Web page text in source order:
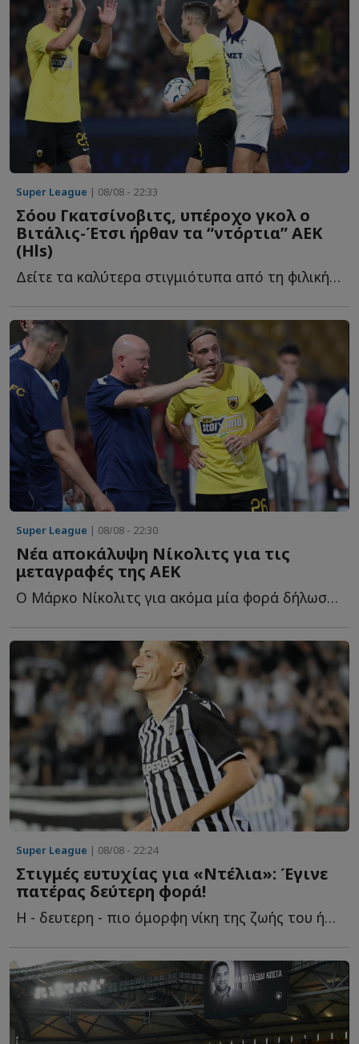
Super League | 08/08 - 22:33
Σόου Γκατσίνοβιτς, υπέροχο γκολ ο
Βιτάλις-Έτσι ήρθαν τα “ντόρτια” ΑΕΚ
(Ηls)
Δείτε τα καλύτερα στιγμιότυπα από τη φιλική νίκη της Έ...
Super League | 08/08 - 22:30
Νέα αποκάλυψη Νίκολιτς για τις
μεταγραφές της ΑΕΚ
Ο Μάρκο Νίκολιτς για ακόμα μία φορά δήλωσε... θετικός γ...
Super League | 08/08 - 22:24
Στιγμές ευτυχίας για «Ντέλια»: Έγινε
πατέρας δεύτερη φορά!
Η - δευτερη - πιο όμορφη νίκη της ζωής του ήρθε μακριά α...